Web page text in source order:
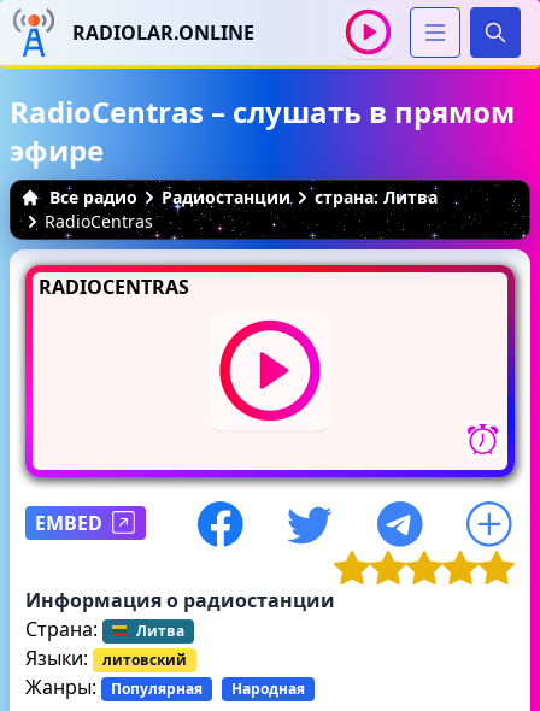
RADIOLAR.ONLINE
RadioCentras – слушать в прямом
эфире
Все радио Радиостанции
страна: Литва
RadioCentras
RADIOCENTRAS
EMBED
Информация о радиостанции
Страна:
Литва
Языки: литовский
Жанры: Популярная
Народная